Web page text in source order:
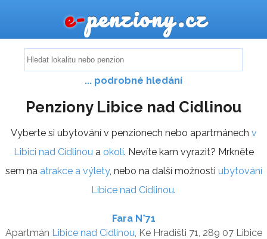
e-penziony.cz
... podrobné hledání
Penziony Libice nad Cidlinou
Vyberte si ubytování v penzionech nebo apartmánech v
Libici nad Cidlinou a okolí. Nevíte kam vyrazit? Mrkněte
sem na atrakce a výlety, nebo na další možnosti ubytování
Libice nad Cidlinou.
Fara N°71
Apartmán Libice nad Cidlinou , Ke Hradišti 71, 289 07 Libice